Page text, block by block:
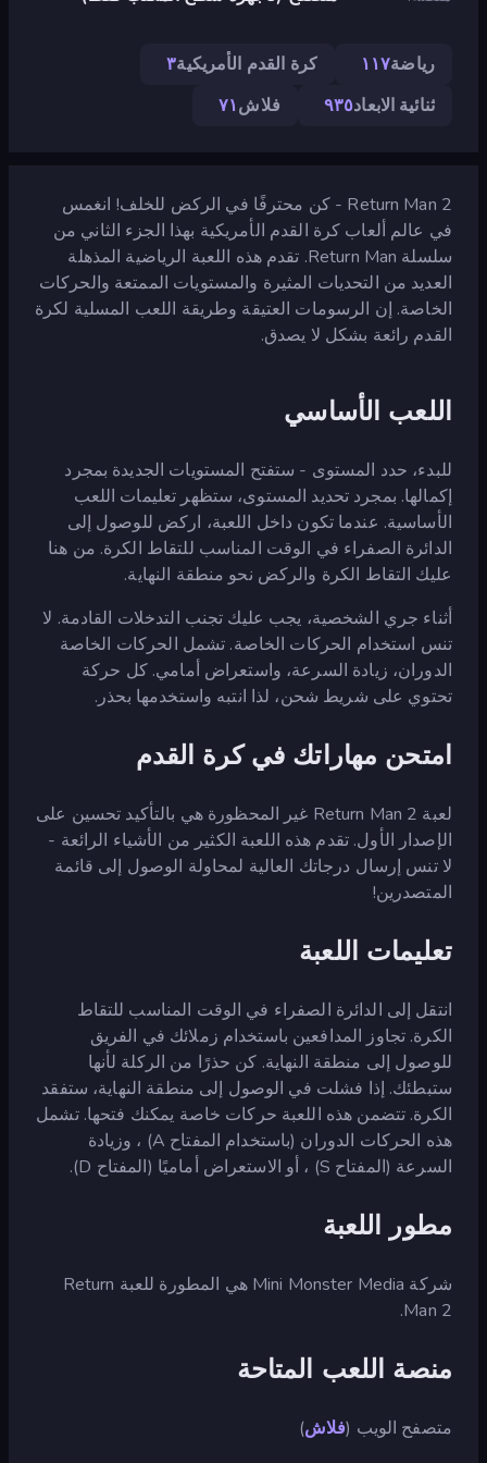
رياضة١١٧ كرة القدم الأمريكية٣
ثنائية الابعاد٩٣٥ فلاش٧١
Return Man 2 - كن محترفًا في الركض للخلف! انغمس
في عالم ألعاب كرة القدم الأمريكية بهذا الجزء الثاني من
سلسلة Return Man. تقدم هذه اللعبة الرياضية المذهلة
العديد من التحديات المثيرة والمستويات الممتعة والحركات
الخاصة. إن الرسومات العتيقة وطريقة اللعب المسلية لكرة
القدم رائعة بشكل لا يصدق.
اللعب الأساسي
للبدء، حدد المستوى - ستفتح المستويات الجديدة بمجرد
إكمالها. بمجرد تحديد المستوى، ستظهر تعليمات اللعب
الأساسية. عندما تكون داخل اللعبة، اركض للوصول إلى
الدائرة الصفراء في الوقت المناسب للتقاط الكرة. من هنا
عليك التقاط الكرة والركض نحو منطقة النهاية.
أثناء جري الشخصية، يجب عليك تجنب التدخلات القادمة. لا
تنس استخدام الحركات الخاصة. تشمل الحركات الخاصة
الدوران، زيادة السرعة، واستعراض أمامي. كل حركة
تحتوي على شريط شحن، لذا انتبه واستخدمها بحذر.
امتحن مهاراتك في كرة القدم
لعبة Return Man 2 غير المحظورة هي بالتأكيد تحسين على
الإصدار الأول. تقدم هذه اللعبة الكثير من الأشياء الرائعة -
لا تنس إرسال درجاتك العالية لمحاولة الوصول إلى قائمة
المتصدرين!
تعليمات اللعبة
انتقل إلى الدائرة الصفراء في الوقت المناسب للتقاط
الكرة. تجاوز المدافعين باستخدام زملائك في الفريق
للوصول إلى منطقة النهاية. كن حذرًا من الركلة لأنها
ستبطئك. إذا فشلت في الوصول إلى منطقة النهاية، ستفقد
الكرة. تتضمن هذه اللعبة حركات خاصة يمكنك فتحها. تشمل
هذه الحركات الدوران (باستخدام المفتاح A) ، وزيادة
السرعة (المفتاح S) ، أو الاستعراض أماميًا (المفتاح D).
مطور اللعبة
شركة Mini Monster Media هي المطورة للعبة Return
Man 2.
منصة اللعب المتاحة
متصفح الويب (فلاش)